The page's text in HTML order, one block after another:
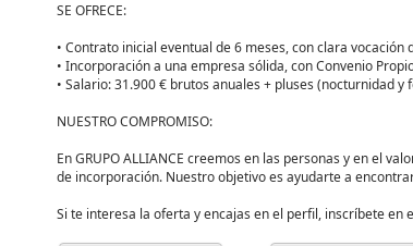
SE OFRECE:
• Contrato inicial eventual de 6 meses, con clara vocación
• Incorporación a una empresa sólida, con Convenio
• Salario: 31.900 € brutos anuales + pluses (nocturnidad y
NUESTRO COMPROMISO:
En GRUPO ALLIANCE creemos en las personas y en el
de incorporación. Nuestro objetivo es ayudarte a
Si te interesa la oferta y encajas en el perfil, inscríbete en